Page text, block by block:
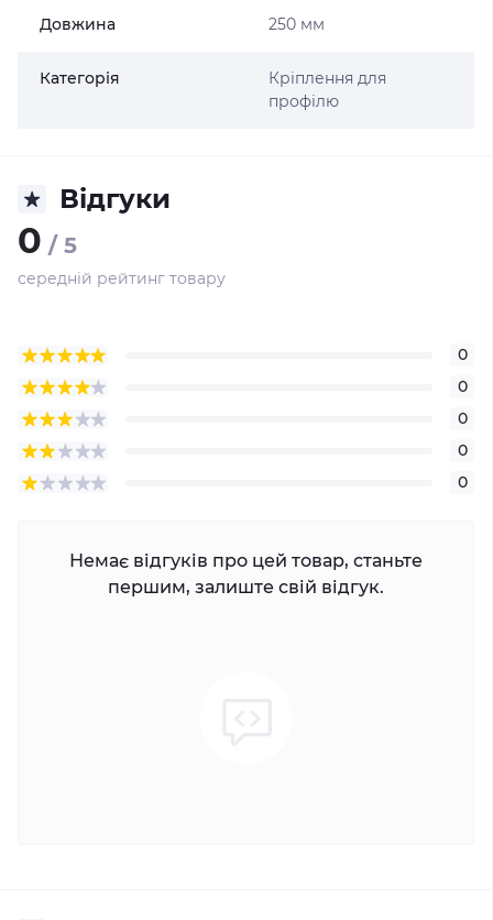
Довжина 250 мм
Категорія
Кріплення для
профілю
Відгуки
0 / 5
середній рейтинг товару
0
0
0
0
0
Немає відгуків про цей товар, станьте
першим, залиште свій відгук.